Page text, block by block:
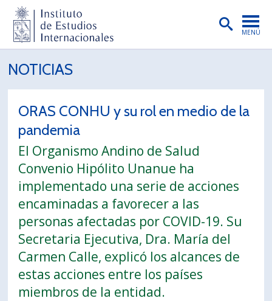
MENÚ
INSTITUTO
PREGRADO
INVESTIGACIÓN
EXTENSIÓN
PUBLICACIONES
BIBLIOTECA
ENGLISH
PORTUGUÊS
NOTICIAS
ORAS CONHU y su rol en medio de la
pandemia
El Organismo Andino de Salud
Convenio Hipólito Unanue ha
implementado una serie de acciones
encaminadas a favorecer a las
personas afectadas por COVID-19. Su
Secretaria Ejecutiva, Dra. María del
Carmen Calle, explicó los alcances de
estas acciones entre los países
miembros de la entidad.